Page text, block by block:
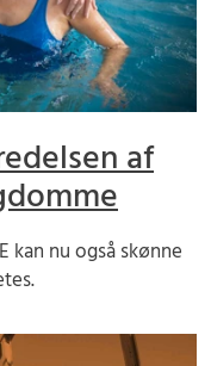
af
kan nu også skønne